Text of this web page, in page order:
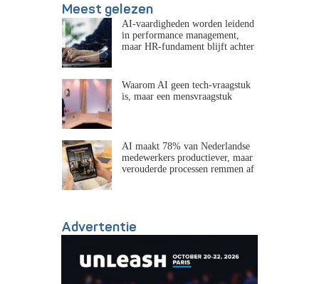
Meest gelezen
AI-vaardigheden worden leidend
in performance management,
maar HR-fundament blijft achter
Waarom AI geen tech-vraagstuk
is, maar een mensvraagstuk
AI maakt 78% van Nederlandse
medewerkers productiever, maar
verouderde processen remmen af
Advertentie